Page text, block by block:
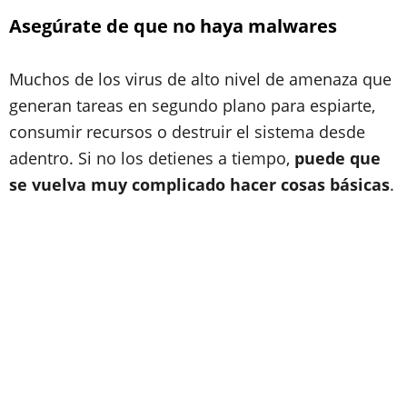
Asegúrate de que no haya malwares
Muchos de los virus de alto nivel de amenaza que
generan tareas en segundo plano para espiarte,
consumir recursos o destruir el sistema desde
adentro. Si no los detienes a tiempo, puede que
se vuelva muy complicado hacer cosas básicas.